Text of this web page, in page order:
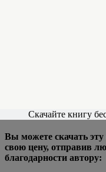
Вы можете скачать эту
свою цену, отправив
благодарности автору:
Скачайте книгу